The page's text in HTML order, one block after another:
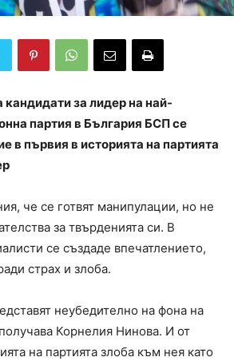
за лидер на най-
партия в България БСП се
в първия в историята на партията
че се готвят манипулации, но не
за твърденията си. В
се създаде впечатлението,
страх и злоба.
неубедително на фона на
Корнелия Нинова. И от
на партията злоба към нея като